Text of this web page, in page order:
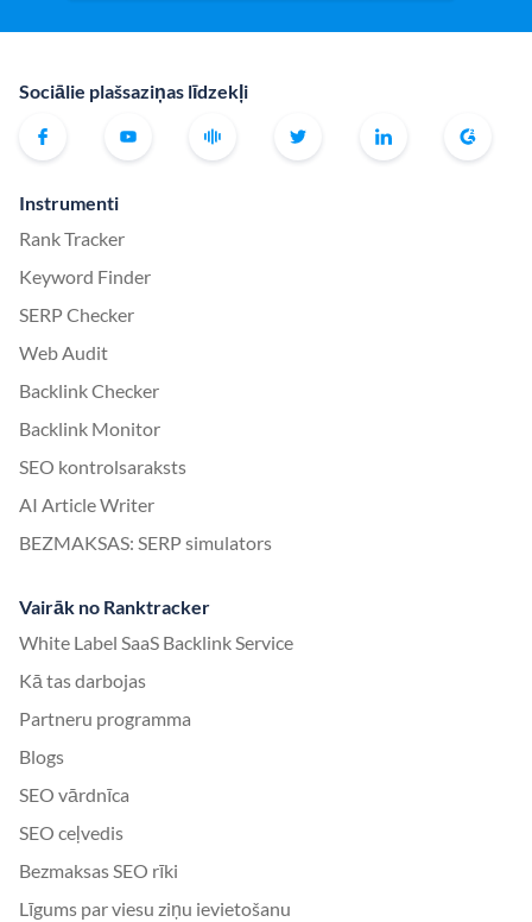
Sociālie plašsaziņas līdzekļi
Instrumenti
Rank Tracker
Keyword Finder
SERP Checker
Web Audit
Backlink Checker
Backlink Monitor
SEO kontrolsaraksts
AI Article Writer
BEZMAKSAS: SERP simulators
Vairāk no Ranktracker
White Label SaaS Backlink Service
Kā tas darbojas
Partneru programma
Blogs
SEO vārdnīca
SEO ceļvedis
Bezmaksas SEO rīki
Līgums par viesu ziņu ievietošanu